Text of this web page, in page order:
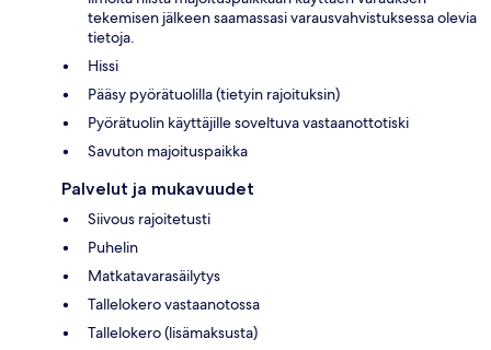
tekemisen jälkeen saamassasi varausvahvistuksessa olevia
tietoja.
Hissi
Pääsy pyörätuolilla (tietyin rajoituksin)
Pyörätuolin käyttäjille soveltuva vastaanottotiski
Savuton majoituspaikka
Palvelut ja mukavuudet
Siivous rajoitetusti
Puhelin
Matkatavarasäilytys
Tallelokero vastaanotossa
Tallelokero (lisämaksusta)